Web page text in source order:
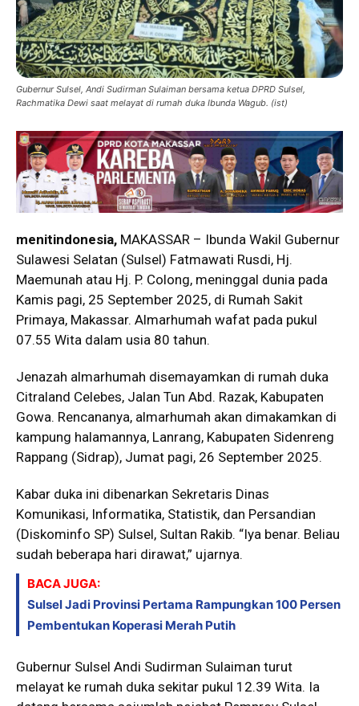
Gubernur Sulsel, Andi Sudirman Sulaiman bersama ketua DPRD Sulsel,
Rachmatika Dewi saat melayat di rumah duka Ibunda Wagub. (ist)
menitindonesia, MAKASSAR – Ibunda Wakil Gubernur
Sulawesi Selatan (Sulsel) Fatmawati Rusdi, Hj.
Maemunah atau Hj. P. Colong, meninggal dunia pada
Kamis pagi, 25 September 2025, di Rumah Sakit
Primaya, Makassar. Almarhumah wafat pada pukul
07.55 Wita dalam usia 80 tahun.
Jenazah almarhumah disemayamkan di rumah duka
Citraland Celebes, Jalan Tun Abd. Razak, Kabupaten
Gowa. Rencananya, almarhumah akan dimakamkan di
kampung halamannya, Lanrang, Kabupaten Sidenreng
Rappang (Sidrap), Jumat pagi, 26 September 2025.
Kabar duka ini dibenarkan Sekretaris Dinas
Komunikasi, Informatika, Statistik, dan Persandian
(Diskominfo SP) Sulsel, Sultan Rakib. “Iya benar. Beliau
sudah beberapa hari dirawat,” ujarnya.
BACA JUGA:
Sulsel Jadi Provinsi Pertama Rampungkan 100 Persen
Pembentukan Koperasi Merah Putih
Gubernur Sulsel Andi Sudirman Sulaiman turut
melayat ke rumah duka sekitar pukul 12.39 Wita. Ia